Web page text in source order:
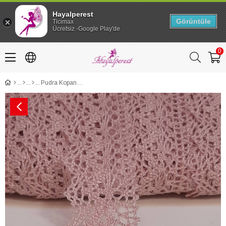
0
Pudra Kopanaki Koton Dantel 2,5cm
Hayalperest
Ticimax
Ücretsiz -Google Play'de
Görüntüle